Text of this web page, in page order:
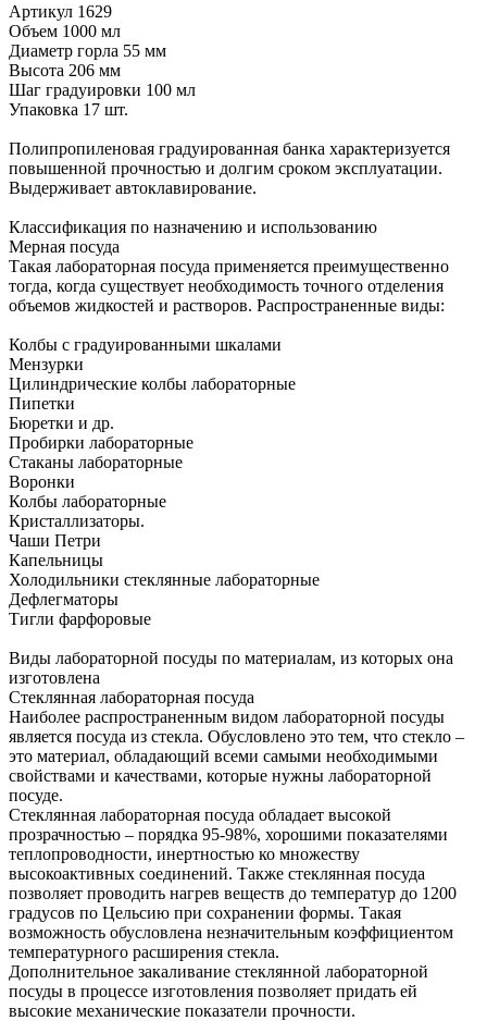
Артикул 1629
Объем 1000 мл
Диаметр горла 55 мм
Высота 206 мм
Шаг градуировки 100 мл
Упаковка 17 шт.
Полипропиленовая градуированная банка характеризуется
повышенной прочностью и долгим сроком эксплуатации.
Выдерживает автоклавирование.
Классификация по назначению и использованию
Мерная посуда
Такая лабораторная посуда применяется преимущественно
тогда, когда существует необходимость точного отделения
объемов жидкостей и растворов. Распространенные виды:
Колбы с градуированными шкалами
Мензурки
Цилиндрические колбы лабораторные
Пипетки
Бюретки и др.
Пробирки лабораторные
Стаканы лабораторные
Воронки
Колбы лабораторные
Кристаллизаторы.
Чаши Петри
Капельницы
Холодильники стеклянные лабораторные
Дефлегматоры
Тигли фарфоровые
Виды лабораторной посуды по материалам, из которых она
изготовлена
Стеклянная лабораторная посуда
Наиболее распространенным видом лабораторной посуды
является посуда из стекла. Обусловлено это тем, что стекло –
это материал, обладающий всеми самыми необходимыми
свойствами и качествами, которые нужны лабораторной
посуде.
Стеклянная лабораторная посуда обладает высокой
прозрачностью – порядка 95-98%, хорошими показателями
теплопроводности, инертностью ко множеству
высокоактивных соединений. Также стеклянная посуда
позволяет проводить нагрев веществ до температур до 1200
градусов по Цельсию при сохранении формы. Такая
возможность обусловлена незначительным коэффициентом
температурного расширения стекла.
Дополнительное закаливание стеклянной лабораторной
посуды в процессе изготовления позволяет придать ей
высокие механические показатели прочности.